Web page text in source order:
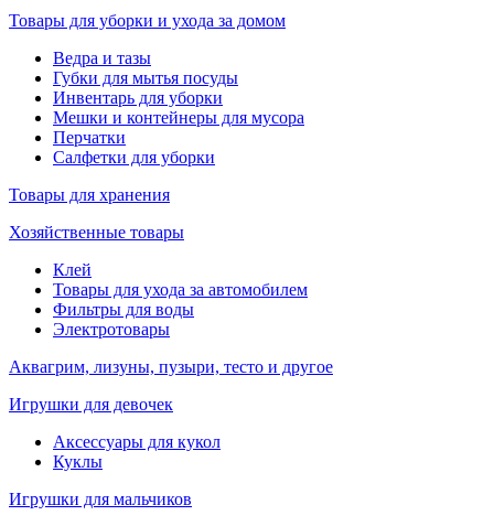
Товары для уборки и ухода за домом
Ведра и тазы
Губки для мытья посуды
Инвентарь для уборки
Мешки и контейнеры для мусора
Перчатки
Салфетки для уборки
Товары для хранения
Хозяйственные товары
Клей
Товары для ухода за автомобилем
Фильтры для воды
Электротовары
Аквагрим, лизуны, пузыри, тесто и другое
Игрушки для девочек
Аксессуары для кукол
Куклы
Игрушки для мальчиков